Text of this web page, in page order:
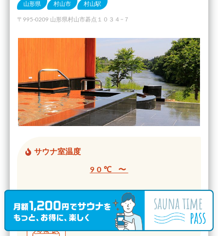
山形県 村山市 村山駅
〒995-0209 山形県村山市碁点１０３４−７
サウナ室温度
90℃ 〜